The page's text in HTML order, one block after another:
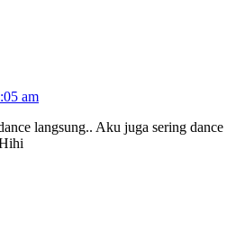
am
langsung.. Aku juga sering dance